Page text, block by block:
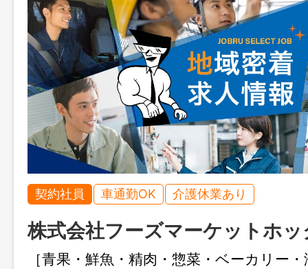
契約社員 車通勤OK 介護休業あり
株式会社フーズマーケットホッ
［青果・鮮魚・精肉・惣菜・ベーカリー